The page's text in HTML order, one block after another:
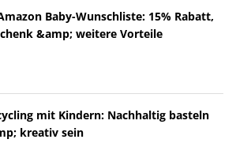
Baby-Wunschliste: 15% Rabatt,
&amp; weitere Vorteile
mit Kindern: Nachhaltig basteln
kreativ sein